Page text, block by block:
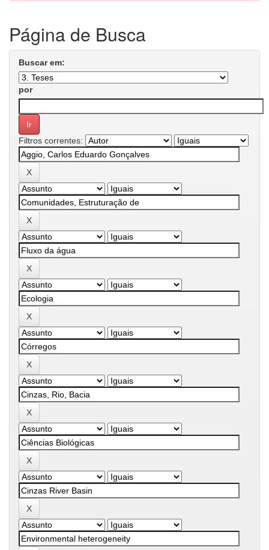
Página de Busca
Buscar em:
por
Filtros correntes: